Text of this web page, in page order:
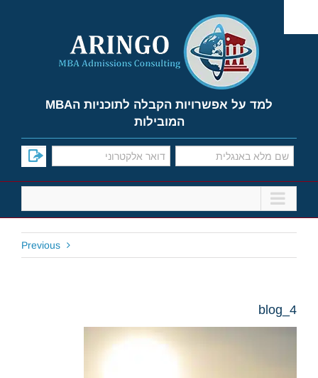
content
למד על אפשרויות הקבלה לתוכניות הMBA
המובילות
Previous
blog_4